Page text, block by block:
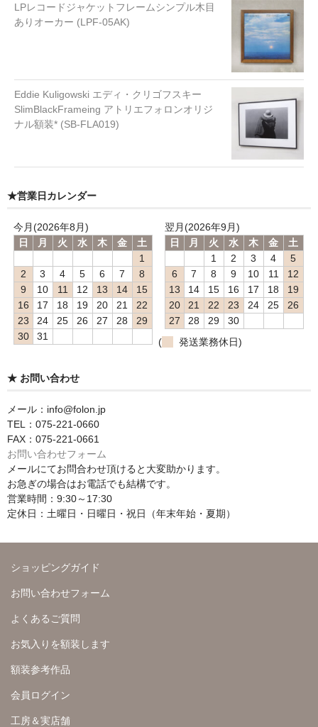
LPレコードジャケットフレームシンプル木目
ありオーカー (LPF-05AK)
Eddie Kuligowski エディ・クリゴフスキー
SlimBlackFrameing アトリエフォロンオリジ
ナル額装* (SB-FLA019)
★営業日カレンダー
今月(2026年8月)
日
月 火 水 木 金
土
1
2
3 4 5 6 7
8
9
10 11 12 13 14
15
16
17 18 19 20 21
22
23
24 25 26 27 28
29
30
31
翌月(2026年9月)
日
月 火 水 木 金
土
1
2 3 4
5
6
7 8 9 10 11
12
13
14 15 16 17 18
19
20
21 22 23 24 25
26
27
28 29
30
(
発送業務休日)
★ お問い合わせ
メール：info@folon.jp
TEL：075-221-0660
FAX：075-221-0661
お問い合わせフォーム
メールにてお問合わせ頂けると大変助かります。
お急ぎの場合はお電話でも結構です。
営業時間：9:30～17:30
定休日：土曜日・日曜日・祝日（年末年始・夏期）
ショッピングガイド
お問い合わせフォーム
よくあるご質問
お気入りを額装します
額装参考作品
会員ログイン
工房＆実店舗